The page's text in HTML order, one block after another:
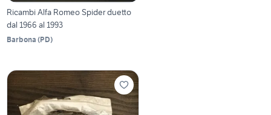
Ricambi Alfa Romeo Spider duetto
dal 1966 al 1993
Barbona (PD)